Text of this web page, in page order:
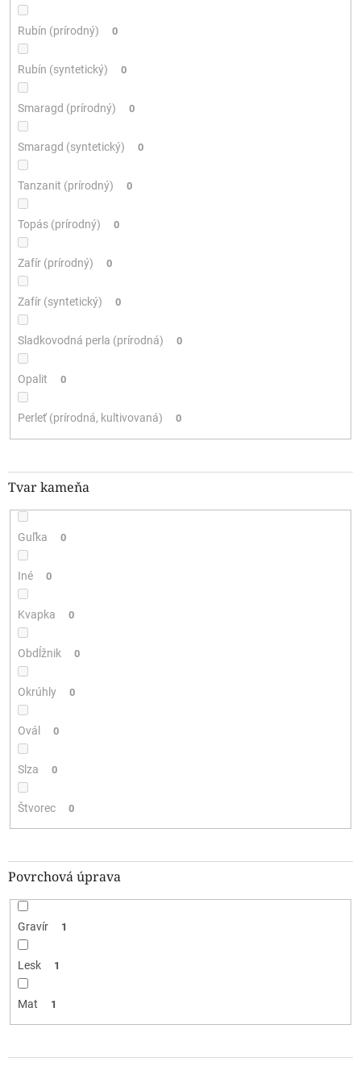
Rubín (prírodný) 0
Rubín (syntetický) 0
Smaragd (prírodný) 0
Smaragd (syntetický) 0
Tanzanit (prírodný) 0
Topás (prírodný) 0
Zafír (prírodný) 0
Zafír (syntetický) 0
Sladkovodná perla (prírodná) 0
Opalit 0
Perleť (prírodná, kultivovaná) 0
Tvar kameňa
Guľka 0
Iné 0
Kvapka 0
Obdĺžnik 0
Okrúhly 0
Ovál 0
Slza 0
Štvorec 0
Povrchová úprava
Gravír 1
Lesk 1
Mat 1